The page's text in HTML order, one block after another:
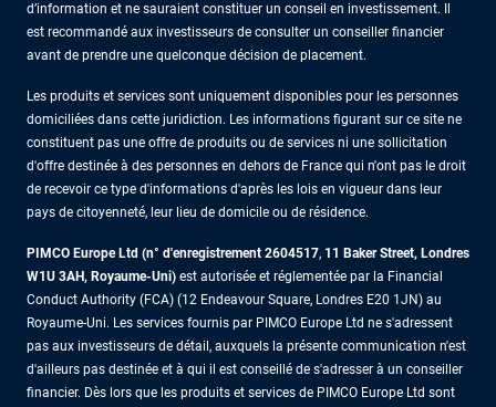
d’information et ne sauraient constituer un conseil en investissement. Il
est recommandé aux investisseurs de consulter un conseiller financier
avant de prendre une quelconque décision de placement.
Les produits et services sont uniquement disponibles pour les personnes
domiciliées dans cette juridiction. Les informations figurant sur ce site ne
constituent pas une offre de produits ou de services ni une sollicitation
d'offre destinée à des personnes en dehors de France qui n'ont pas le droit
de recevoir ce type d'informations d'après les lois en vigueur dans leur
pays de citoyenneté, leur lieu de domicile ou de résidence.
PIMCO Europe Ltd (n° d'enregistrement 2604517, 11 Baker Street, Londres
W1U 3AH, Royaume-Uni) est autorisée et réglementée par la Financial
Conduct Authority (FCA) (12 Endeavour Square, Londres E20 1JN) au
Royaume-Uni. Les services fournis par PIMCO Europe Ltd ne s'adressent
pas aux investisseurs de détail, auxquels la présente communication n'est
d'ailleurs pas destinée et à qui il est conseillé de s'adresser à un conseiller
financier. Dès lors que les produits et services de PIMCO Europe Ltd sont